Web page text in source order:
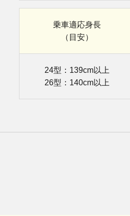
乗車適応身長
（目安）
24型：139cm以上
26型：140cm以上